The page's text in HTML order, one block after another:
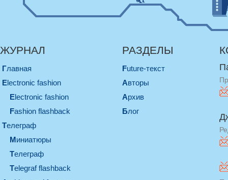
ЖУРНАЛ
Главная
electronic fashion
electronic fashion
Fashion flashback
телеграф
миниатюры
телеграф
Telegraf flashback
РАЗДЕЛЫ
Future-текст
Авторы
Архив
Блог